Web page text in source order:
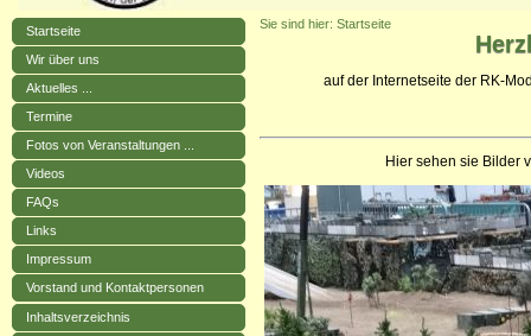
Startseite
Wir über uns
Aktuelles ...
Termine
Fotos von Veranstaltungen ...
Videos
FAQs
Links
Impressum
Vorstand und Kontaktpersonen
Inhaltsverzeichnis
Sie sind hier: Startseite
auf der Internetseite der RK-
Hier sehen sie Bilder